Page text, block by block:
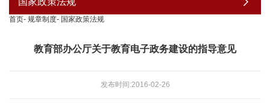
首页- 规章制度- 国家政策法规
教育部办公厅关于教育电子政务建设的指导意见
发布时间:2016-02-26